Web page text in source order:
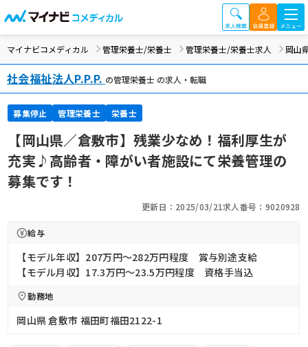
マイナビコメディカル 管理栄養士/栄養士 管理栄養士/栄養士求人 岡山
社会福祉法人P.P.P. の管理栄養士 の求人・転職
募集停止 管理栄養士 栄養士
【岡山県／倉敷市】残業少なめ！福利厚生が
充実♪高齢者・障がい者施設にて栄養管理の
募集です！
更新日：2025/03/21求人番号：9020928
給与
【モデル年収】207万円〜282万円程度 賞与別途支給
【モデル月収】17.3万円〜23.5万円程度 資格手当込
勤務地
岡山県 倉敷市 福田町福田2122-1